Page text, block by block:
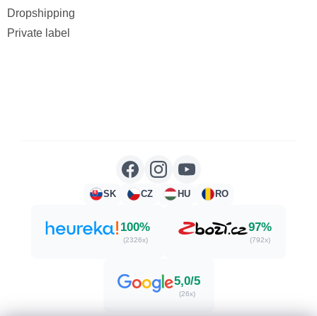
Dropshipping
Private label
SK CZ HU RO
100%
(2326x)
97%
(792x)
5,0/5
(26x)